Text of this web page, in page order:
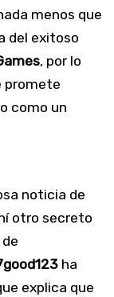
menos que
del exitoso
, por lo
promete
como un
noticia de
otro secreto
ha
explica que